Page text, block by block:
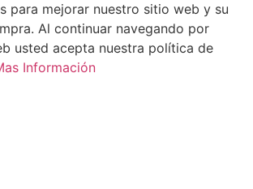
para mejorar nuestro sitio web y su
Al continuar navegando por
usted acepta nuestra política de
Información